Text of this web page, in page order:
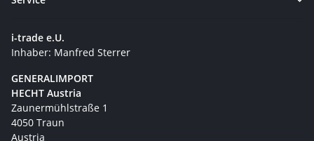
i-trade e.U.
Inhaber: Manfred Sterrer
GENERALIMPORT
HECHT Austria
Zaunermühlstraße 1
4050 Traun
Austria